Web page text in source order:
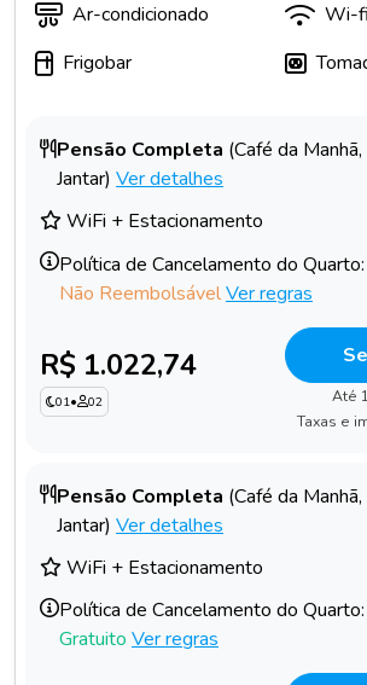
Ar-condicionado
Wi-fi
Frigobar
Pensão Completa (Café da
Jantar) Ver detalhes
WiFi + Estacionamento
Política de Cancelamento do Quarto:
Não ReembolsávelVer regras
R$ 1.022,74
01• 02
Até
Taxas e
Pensão Completa (Café da
Jantar) Ver detalhes
WiFi + Estacionamento
Política de Cancelamento do Quarto:
Gratuito Ver regras